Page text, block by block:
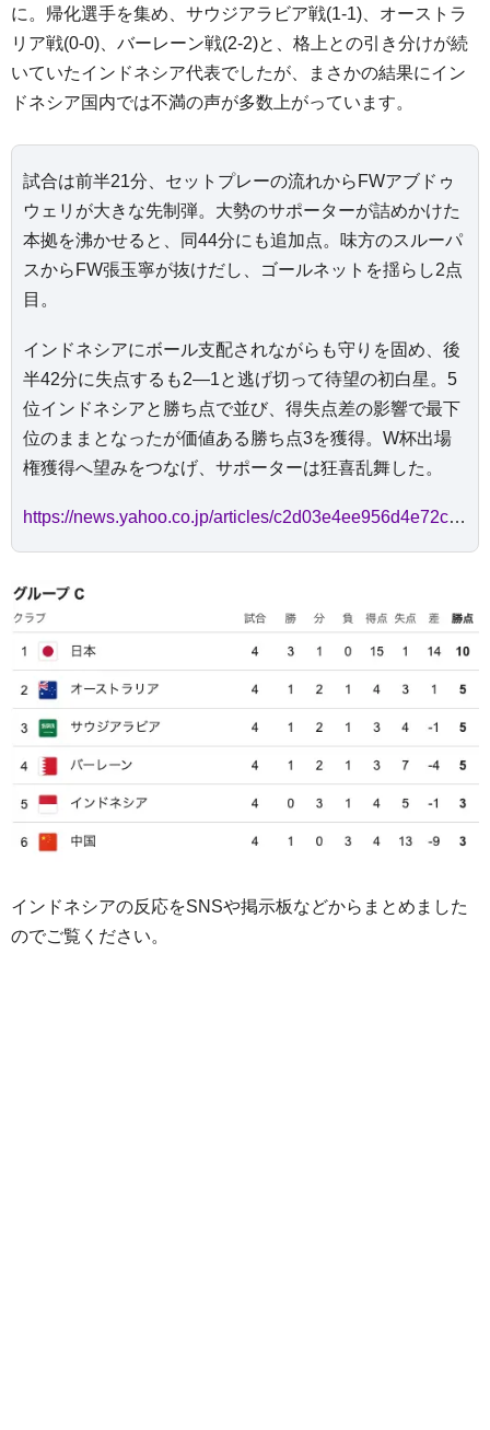
に。帰化選手を集め、サウジアラビア戦(1-1)、オーストラ
リア戦(0-0)、バーレーン戦(2-2)と、格上との引き分けが続
いていたインドネシア代表でしたが、まさかの結果にイン
ドネシア国内では不満の声が多数上がっています。
試合は前半21分、セットプレーの流れからFWアブドゥ
ウェリが大きな先制弾。大勢のサポーターが詰めかけた
本拠を沸かせると、同44分にも追加点。味方のスルーパ
スからFW張玉寧が抜けだし、ゴールネットを揺らし2点
目。
インドネシアにボール支配されながらも守りを固め、後
半42分に失点するも2―1と逃げ切って待望の初白星。5
位インドネシアと勝ち点で並び、得失点差の影響で最下
位のままとなったが価値ある勝ち点3を獲得。W杯出場
権獲得へ望みをつなげ、サポーターは狂喜乱舞した。
https://news.yahoo.co.jp/articles/c2d03e4ee956d4e72c4f98db1641c1b024baa83d
インドネシアの反応をSNSや掲示板などからまとめました
のでご覧ください。